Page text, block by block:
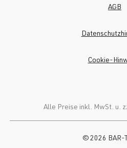
Alle Preise inkl. MwSt. u.
AGB
Cookie-
© 2026 BAR-